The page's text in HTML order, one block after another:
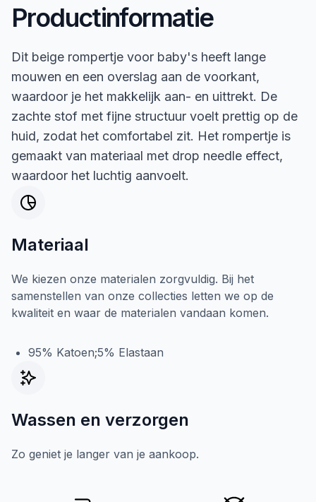
Productinformatie
Dit beige rompertje voor baby's heeft lange
mouwen en een overslag aan de voorkant,
waardoor je het makkelijk aan- en uittrekt. De
zachte stof met fijne structuur voelt prettig op de
huid, zodat het comfortabel zit. Het rompertje is
gemaakt van materiaal met drop needle effect,
waardoor het luchtig aanvoelt.
Materiaal
We kiezen onze materialen zorgvuldig. Bij het
samenstellen van onze collecties letten we op de
kwaliteit en waar de materialen vandaan komen.
95% Katoen;5% Elastaan
Wassen en verzorgen
Zo geniet je langer van je aankoop.